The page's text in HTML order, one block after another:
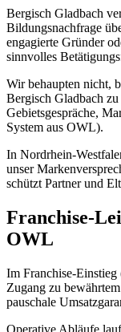
Bergisch Gladbach
Bildungsnachfrage
engagierte Gründer
sinnvolles
Wir behaupten nicht,
Bergisch Gladbach zu
Gebietsgespräche,
System aus OWL).
In Nordrhein-
unser
schützt Partner und
Franchise-
OWL
Im Franchise-
Zugang zu
pauschale
Operative Abläufe